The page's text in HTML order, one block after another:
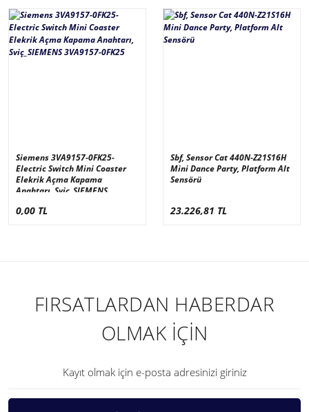
Siemens 3VA9157-0FK25-
Electric Switch Mini Coaster
Elekrik Açma Kapama
Anahtarı, Sviç_SIEMENS
0,00 TL
Sbf, Sensor Cat 440N-Z21S16H
Mini Dance Party, Platform Alt
Sensörü
23.226,81 TL
FIRSATLARDAN HABERDAR
OLMAK İÇİN